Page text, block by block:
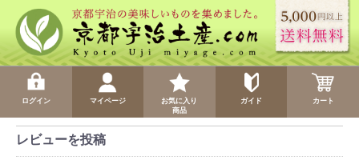
ログイン マイページ
お気に入り
商品
ガイド カート
レビューを投稿